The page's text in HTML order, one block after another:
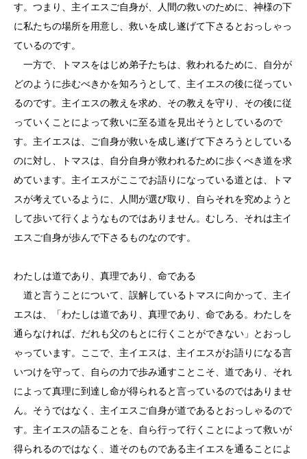
す。つまり、主イエスご自身が、人間の救いのために、神様の下
に私たちの場所を用意し、救いを成し遂げて下さるとおっしゃっ
ているのです。
一方で、トマスをはじめ弟子たちは、救われるために、自分が
どのように歩むべきかを知ろうとして、主イエスの後に従ってい
るのです。主イエスの教えを求め、その教えを守り、その後に従
っていくことによって救いに至る道を見出そうとしているので
す。主イエスは、ご自身が救いを成し遂げて下さろうとしている
のに対し、トマスは、自分自身が救われるために歩くべき道を求
めています。主イエスがここでお語りになっている道とは、トマ
スが考えているように、人間が選び取り、自らそれを究めようと
して歩いて行くようなものではありません。むしろ、それは主イ
エスご自身が歩んで下さるものなのです。
わたしは道であり、真理であり、命である
道と言うことについて、誤解しているトマスに向かって、主イ
エスは、「わたしは道であり、真理であり、命である。わたしを
通らなければ、だれも父のもとに行くことができない」とおっし
ゃっています。ここで、主イエスは、主イエスがお語りになる言
いつけを守って、自らの力で歩み通すことこそ、道であり、それ
によって真理に到達し命が得られると言っているのではありませ
ん。そうではなく、主イエスご自身が道であるとおっしゃるので
す。主イエスの語ることを、自ら行って行くことによって救いが
得られるのではなく、道そのものである主イエスを通ることによ